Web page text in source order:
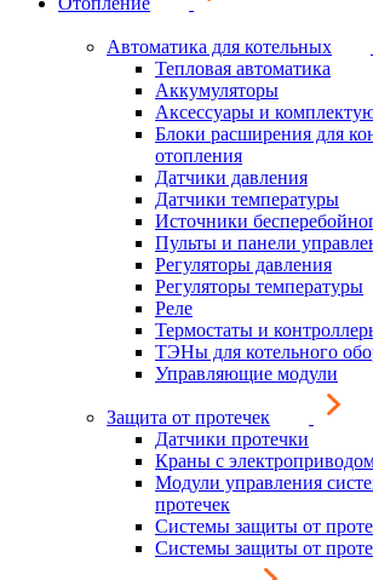
Автоматика для котельных
Тепловая автоматика
Аккумуляторы
Аксессуары и
Блоки расширения для
отопления
Датчики давления
Датчики температуры
Источники
Пульты и панели
Регуляторы давления
Регуляторы температуры
Реле
Термостаты и
ТЭНы для котельного
Управляющие модули
Защита от протечек
Датчики протечки
Краны с
Модули управления
протечек
Системы защиты от
Системы защиты от